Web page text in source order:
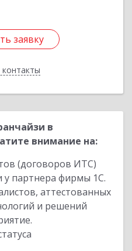
заявку
заявку
в
внимание на:
(договоров ИТС)
у партнера фирмы 1С.
аттестованных
и решений